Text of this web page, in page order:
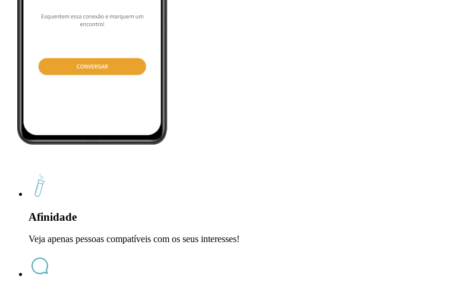
Afinidade
Veja apenas pessoas compatíveis com os seus interesses!